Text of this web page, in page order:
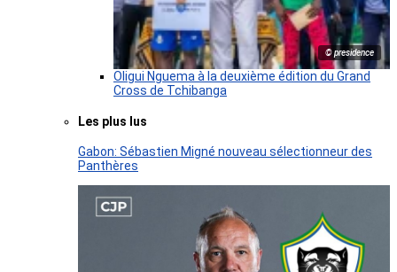
© presidence
Oligui Nguema à la deuxième édition du Grand
Cross de Tchibanga
Les plus lus
Gabon: Sébastien Migné nouveau sélectionneur des
Panthères